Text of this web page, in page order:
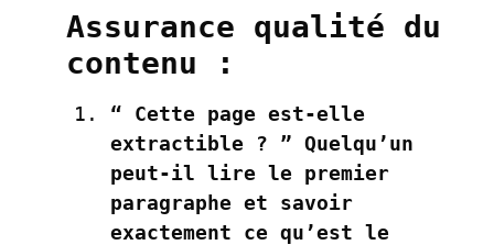
Assurance qualité du
contenu :
“ Cette page est-elle
extractible ? ” Quelqu’un
peut-il lire le premier
paragraphe et savoir
exactement ce qu’est le